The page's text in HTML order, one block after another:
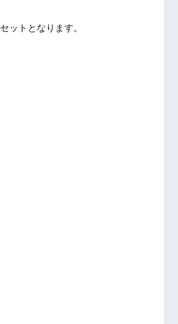
ットとなります。